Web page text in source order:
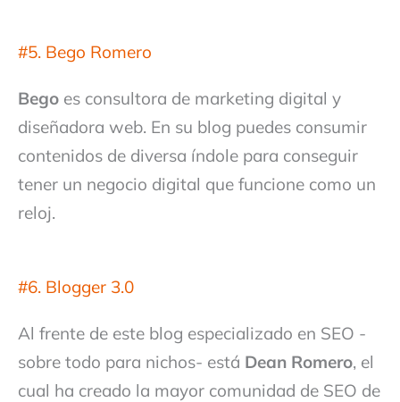
#5. Bego Romero
Bego es consultora de marketing digital y
diseñadora web. En su blog puedes consumir
contenidos de diversa índole para conseguir
tener un negocio digital que funcione como un
reloj.
#6. Blogger 3.0
Al frente de este blog especializado en SEO -
sobre todo para nichos- está Dean Romero, el
cual ha creado la mayor comunidad de SEO de